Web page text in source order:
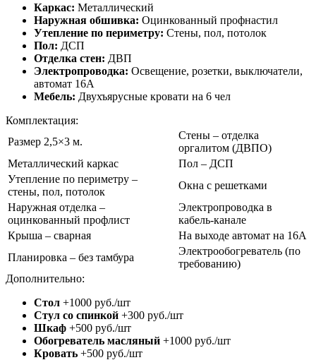
Каркас: Металлический
Наружная обшивка: Оцинкованный профнастил
Утепление по периметру: Стены, пол, потолок
Пол: ДСП
Отделка стен: ДВП
Электропроводка: Освещение, розетки, выключатели,
автомат 16А
Мебель: Двухъярусные кровати на 6 чел
Комплектация:
Размер 2,5×3 м.
Стены – отделка
оргалитом (ДВПО)
Металлический каркас
Пол – ДСП
Утепление по периметру –
стены, пол, потолок
Окна с решетками
Наружная отделка –
оцинкованный профлист
Электропроводка в
кабель-канале
Крыша – сварная
На выходе автомат на 16А
Планировка – без тамбура
Электрообогреватель (по
требованию)
Дополнительно:
Стол +1000 руб./шт
Стул со спинкой +300 руб./шт
Шкаф +500 руб./шт
Обогреватель масляный +1000 руб./шт
Кровать +500 руб./шт